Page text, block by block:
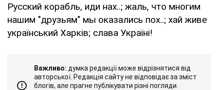
Русский корабль, иди нах..; жаль, что многим
нашим "друзьям" мы оказались пох..; хай живе
український Харків; слава Україні!
Важливо: думка редакції може відрізнятися від
авторської. Редакція сайту не відповідає за зміст
блогів, але прагне публікувати різні погляди.